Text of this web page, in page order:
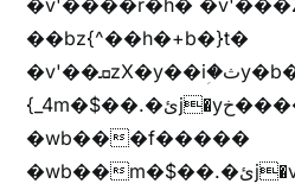
��bz{^��h�+b�}t�
�v'��ܩzX�y��iؚ�ثy�b�w�׫q��z�b��jx%
{_4m�$��.�ئj�yخ����
�wb���f�����
�wb��m�$��.�ئj�vg���i� ���v)��蝲